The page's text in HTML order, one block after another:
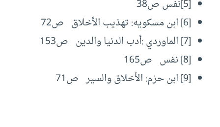
[5] نفس ص38
[6]
ابن مسكويه: تهذيب الأخلاق ص72
[7]
الماوردي :أدب الدنيا والدين ص153
[8]
نفس ص165
[9]
ابن حزم: الأخلاق والسير ص71